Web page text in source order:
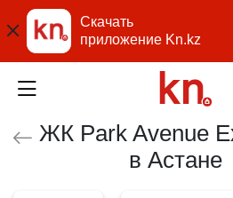
Скачать
приложение Kn.kz
ЖК Park Avenue
в Астане